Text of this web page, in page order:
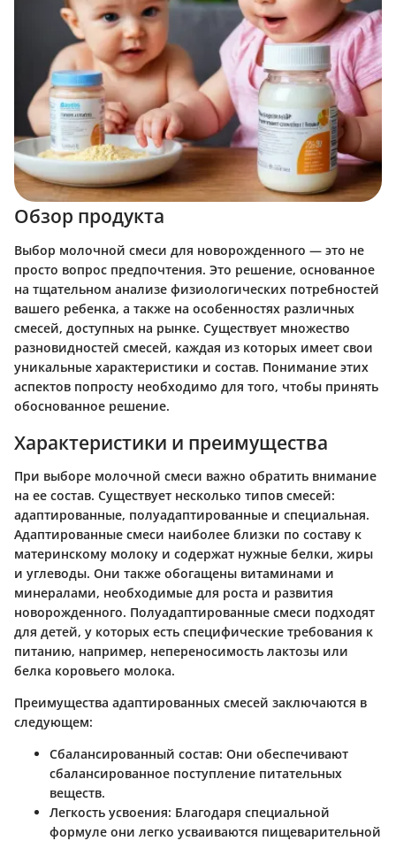
Обзор продукта
Выбор молочной смеси для новорожденного — это не
просто вопрос предпочтения. Это решение, основанное
на тщательном анализе физиологических потребностей
вашего ребенка, а также на особенностях различных
смесей, доступных на рынке. Существует множество
разновидностей смесей, каждая из которых имеет свои
уникальные характеристики и состав. Понимание этих
аспектов попросту необходимо для того, чтобы принять
обоснованное решение.
Характеристики и преимущества
При выборе молочной смеси важно обратить внимание
на ее состав. Существует несколько типов смесей:
адаптированные, полуадаптированные и специальная.
Адаптированные смеси наиболее близки по составу к
материнскому молоку и содержат нужные белки, жиры
и углеводы. Они также обогащены витаминами и
минералами, необходимые для роста и развития
новорожденного. Полуадаптированные смеси подходят
для детей, у которых есть специфические требования к
питанию, например, непереносимость лактозы или
белка коровьего молока.
Преимущества адаптированных смесей заключаются в
следующем:
Сбалансированный состав: Они обеспечивают
сбалансированное поступление питательных
веществ.
Легкость усвоения: Благодаря специальной
формуле они легко усваиваются пищеварительной